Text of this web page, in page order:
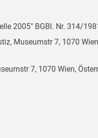
2005" BGBl. Nr. 314/
Museumstr 7, 1070
7, 1070 Wien,